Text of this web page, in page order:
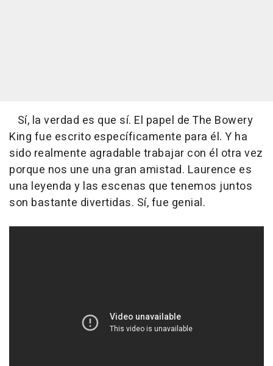
Sí, la verdad es que sí. El papel de The Bowery
King fue escrito específicamente para él. Y ha
sido realmente agradable trabajar con él otra vez
porque nos une una gran amistad. Laurence es
una leyenda y las escenas que tenemos juntos
son bastante divertidas. Sí, fue genial.